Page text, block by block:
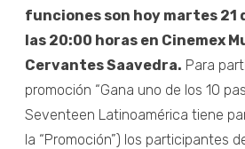
funciones son hoy martes 21
las 20:00 horas en Cinemex
Cervantes Saavedra. Para
promoción “Gana uno de los 10
Seventeen Latinoamérica tiene
la “Promoción”) los participantes